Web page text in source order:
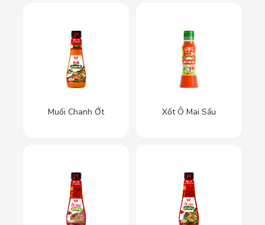
Muối Chanh Ớt Xốt Ô Mai Sấu